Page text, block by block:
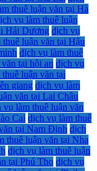
thuê luận văn tại Hà
vụ làm thuê luận
Hải Dương dịch vụ
luận văn tại Hậu
dịch vụ làm thuê
tại hội an dịch vụ
luận văn tại
giang dịch vụ làm
văn tại Lai Châu
vụ làm thuê luận văn
Cai dịch vụ làm thuê
tại Nam Định dịch
thuê luận văn tại Nha
dịch vụ làm thuê luận
tại Phú Thọ dịch vụ